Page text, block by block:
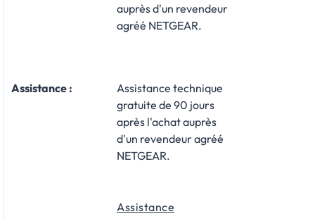
auprès d'un revendeur
agréé NETGEAR.
Assistance :
Assistance technique
gratuite de 90 jours
après l'achat auprès
d'un revendeur agréé
NETGEAR.
Assistance